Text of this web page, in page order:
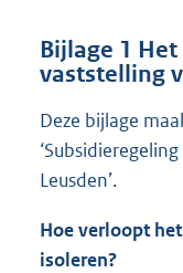
Bijlage 1
vaststelling
Deze bijlage
Leusden’.
Hoe verloopt
isoleren?